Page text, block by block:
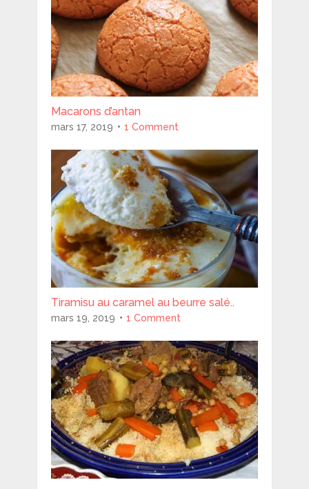
Macarons d’antan
mars 17, 2019 1 Comment
Tiramisu au caramel au beurre salé..
mars 19, 2019 1 Comment